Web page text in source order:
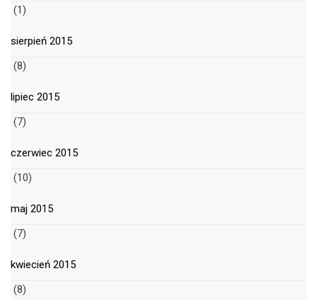
(1)
sierpień 2015
(8)
lipiec 2015
(7)
czerwiec 2015
(10)
maj 2015
(7)
kwiecień 2015
(8)